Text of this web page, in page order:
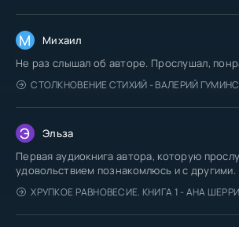
М Михаил
Не раз слышал об авторе. Прослушал,
СТОЛКНОВЕНИЕ СТИХИЙ - ВАЛЕРИЙ
Э Эльза
Первая аудиокнига автора, которую
удовольствием познакомлюсь и с другими.
ХРУПКОЕ РАВНОВЕСИЕ. КНИГА 1 - АНА ШЕРРИ